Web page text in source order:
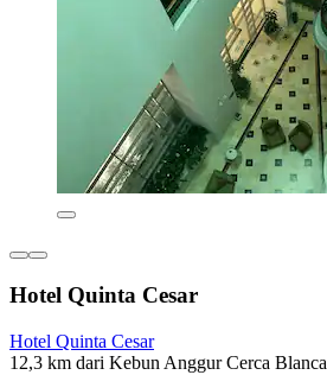
Hotel Quinta Cesar
Hotel Quinta Cesar
12,3 km dari Kebun Anggur Cerca Blanca